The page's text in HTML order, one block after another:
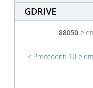
GDRIVE
88050
Precedenti 10